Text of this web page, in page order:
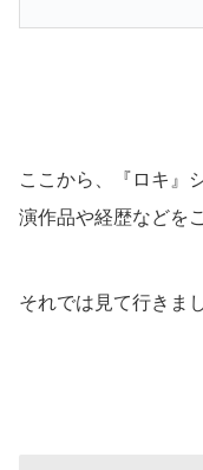
ここから、『ロキ』
演作品や経歴などを
それでは見て行きま